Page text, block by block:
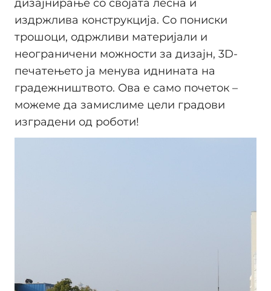
дизајнирање со својата лесна и
издржлива конструкција. Со пониски
трошоци, одржливи материјали и
неограничени можности за дизајн, 3D-
печатењето ја менува иднината на
градежништвото. Ова е само почеток –
можеме да замислиме цели градови
изградени од роботи!